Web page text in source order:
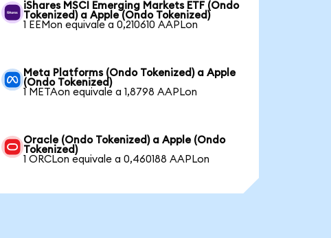
iShares MSCI Emerging Markets ETF (Ondo
Tokenized) a Apple (Ondo Tokenized)
1 EEMon equivale a 0,210610 AAPLon
Meta Platforms (Ondo Tokenized) a Apple
(Ondo Tokenized)
1 METAon equivale a 1,8798 AAPLon
Oracle (Ondo Tokenized) a Apple (Ondo
Tokenized)
1 ORCLon equivale a 0,460188 AAPLon